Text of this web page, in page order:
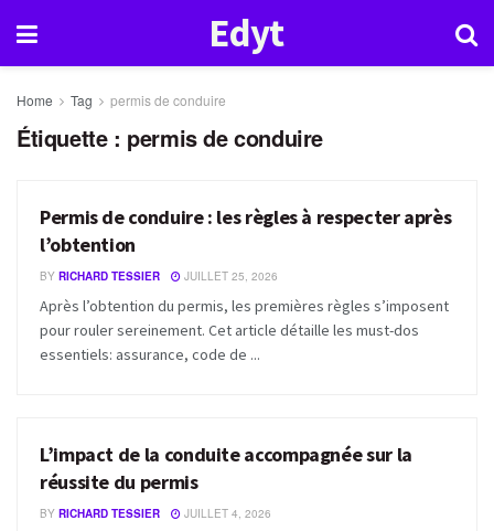
Edyt
Home Tag permis de conduire
Étiquette : permis de conduire
PERMIS DE CONDUIRE
Permis de conduire : les règles à respecter après
l’obtention
BY RICHARD TESSIER JUILLET 25, 2026
Après l’obtention du permis, les premières règles s’imposent
pour rouler sereinement. Cet article détaille les must-dos
essentiels: assurance, code de ...
PERMIS DE CONDUIRE
L’impact de la conduite accompagnée sur la
réussite du permis
BY RICHARD TESSIER JUILLET 4, 2026